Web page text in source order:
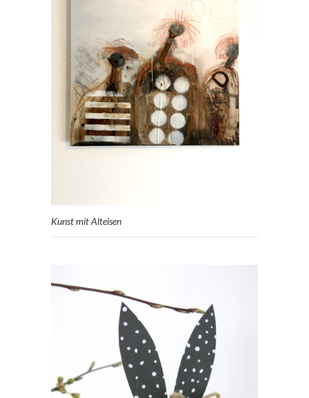
Kunst mit Alteisen